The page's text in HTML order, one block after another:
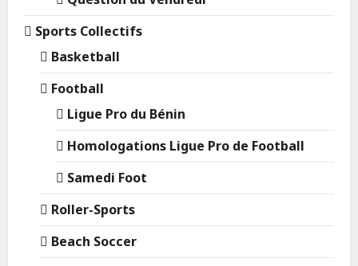
Sports Collectifs
Basketball
Football
Ligue Pro du Bénin
Homologations Ligue Pro de Football
Samedi Foot
Roller-Sports
Beach Soccer